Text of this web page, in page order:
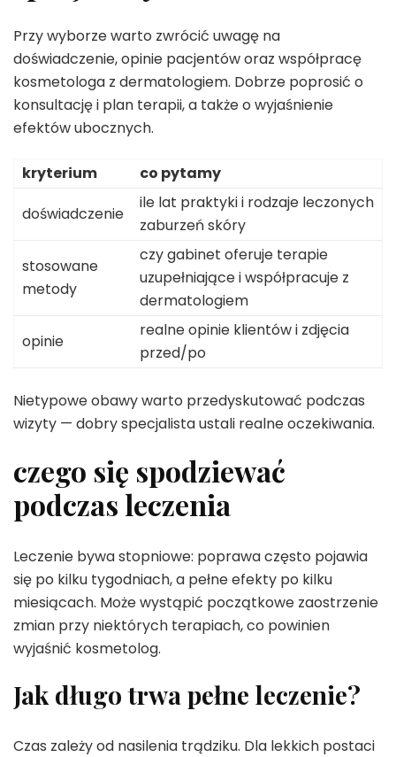
Przy wyborze warto zwrócić uwagę na
doświadczenie, opinie pacjentów oraz współpracę
kosmetologa z dermatologiem. Dobrze poprosić o
konsultację i plan terapii, a także o wyjaśnienie
efektów ubocznych.
kryterium
co pytamy
doświadczenie
ile lat praktyki i rodzaje leczonych
zaburzeń skóry
stosowane
metody
czy gabinet oferuje terapie
uzupełniające i współpracuje z
dermatologiem
opinie
realne opinie klientów i zdjęcia
przed/po
Nietypowe obawy warto przedyskutować podczas
wizyty — dobry specjalista ustali realne oczekiwania.
czego się spodziewać
podczas leczenia
Leczenie bywa stopniowe: poprawa często pojawia
się po kilku tygodniach, a pełne efekty po kilku
miesiącach. Może wystąpić początkowe zaostrzenie
zmian przy niektórych terapiach, co powinien
wyjaśnić kosmetolog.
Jak długo trwa pełne leczenie?
Czas zależy od nasilenia trądziku. Dla lekkich postaci